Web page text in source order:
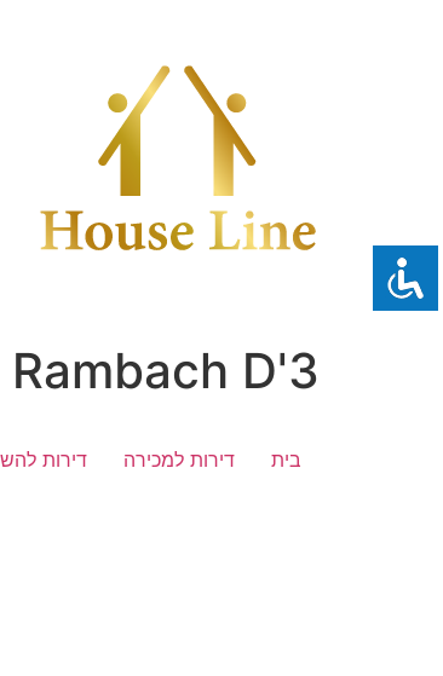
D'3
בית דירות למכירה דירות